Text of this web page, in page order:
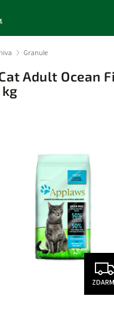
/ Granule
Adult Ocean